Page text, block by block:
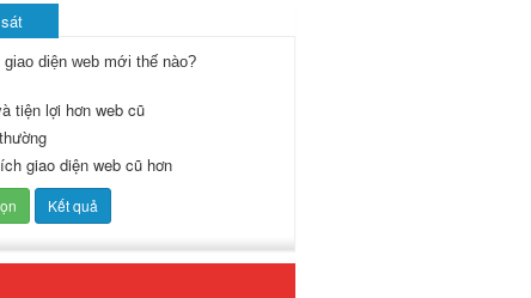
giao diện web mới thế nào?
tiện lợi hơn web cũ
giao diện web cũ hơn